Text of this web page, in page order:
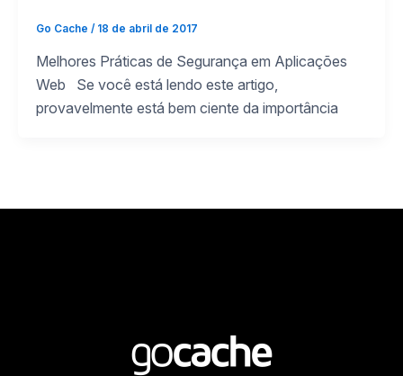
Go Cache / 18 de abril de 2017
Melhores Práticas de Segurança em Aplicações
Web Se você está lendo este artigo,
provavelmente está bem ciente da importância